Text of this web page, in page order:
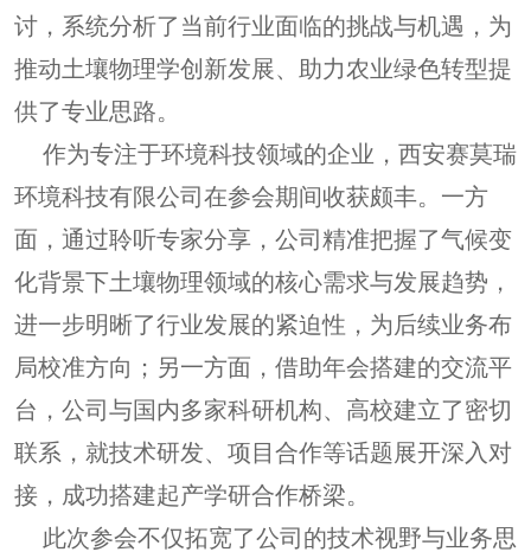
讨，系统分析了当前行业面临的挑战与机遇，为
推动土壤物理学创新发展、助力农业绿色转型提
供了专业思路。
作为专注于环境科技领域的企业，西安赛莫瑞
环境科技有限公司在参会期间收获颇丰。一方
面，通过聆听专家分享，公司精准把握了气候变
化背景下土壤物理领域的核心需求与发展趋势，
进一步明晰了行业发展的紧迫性，为后续业务布
局校准方向；另一方面，借助年会搭建的交流平
台，公司与国内多家科研机构、高校建立了密切
联系，就技术研发、项目合作等话题展开深入对
接，成功搭建起产学研合作桥梁。
此次参会不仅拓宽了公司的技术视野与业务思